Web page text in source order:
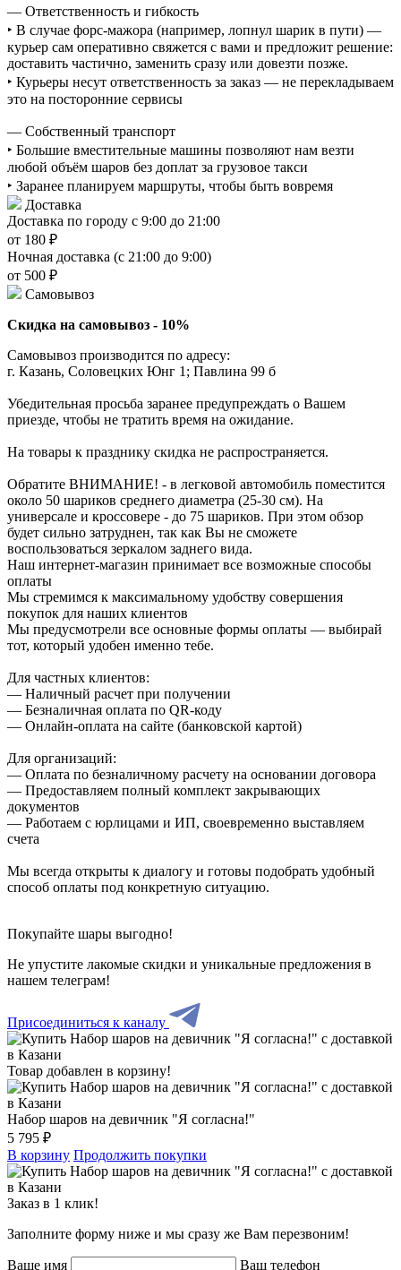
— Ответственность и гибкость
‣ В случае форс-мажора (например, лопнул шарик в пути) —
курьер сам оперативно свяжется с вами и предложит решение:
доставить частично, заменить сразу или довезти позже.
‣ Курьеры несут ответственность за заказ — не перекладываем
это на посторонние сервисы
— Собственный транспорт
‣ Большие вместительные машины позволяют нам везти
любой объём шаров без доплат за грузовое такси
‣ Заранее планируем маршруты, чтобы быть вовремя
Доставка
Доставка по городу с 9:00 до 21:00
от 180 ₽
Ночная доставка (с 21:00 до 9:00)
от 500 ₽
Самовывоз
Скидка на самовывоз - 10%
Самовывоз производится по адресу:
г. Казань, Соловецких Юнг 1; Павлина 99 б
Убедительная просьба заранее предупреждать о Вашем
приезде, чтобы не тратить время на ожидание.
На товары к празднику скидка не распространяется.
Обратите ВНИМАНИЕ! - в легковой автомобиль поместится
около 50 шариков среднего диаметра (25-30 см). На
универсале и кроссовере - до 75 шариков. При этом обзор
будет сильно затруднен, так как Вы не сможете
воспользоваться зеркалом заднего вида.
Наш интернет-магазин принимает все возможные способы
оплаты
Мы стремимся к максимальному удобству совершения
покупок для наших клиентов
Мы предусмотрели все основные формы оплаты — выбирай
тот, который удобен именно тебе.
Для частных клиентов:
— Наличный расчет при получении
— Безналичная оплата по QR-коду
— Онлайн-оплата на сайте (банковской картой)
Для организаций:
— Оплата по безналичному расчету на основании договора
— Предоставляем полный комплект закрывающих
документов
— Работаем с юрлицами и ИП, своевременно выставляем
счета
Мы всегда открыты к диалогу и готовы подобрать удобный
способ оплаты под конкретную ситуацию.
Покупайте шары выгодно!
Не упустите лакомые скидки и уникальные предложения в
нашем телеграм!
Присоединиться к каналу
Товар добавлен в корзину!
Набор шаров на девичник "Я согласна!"
5 795 ₽
В корзину Продолжить покупки
Заказ в 1 клик!
Заполните форму ниже и мы сразу же Вам перезвоним!
Ваше имя Ваш телефон